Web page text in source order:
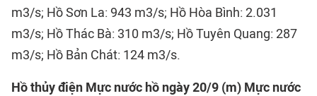
m3/s; Hồ Sơn La: 943 m3/s; Hồ Hòa Bình: 2.031
m3/s; Hồ Thác Bà: 310 m3/s; Hồ Tuyên Quang: 287
m3/s; Hồ Bản Chát: 124 m3/s.
Hồ thủy điện Mực nước hồ ngày 20/9 (m) Mực nước